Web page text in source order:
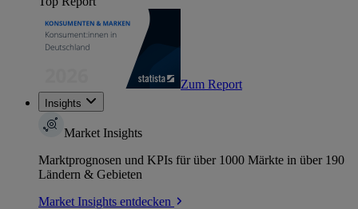
Zum Report
Insights
Market Insights
Marktprognosen und KPIs für über 1000 Märkte in über 190
Ländern & Gebieten
Market Insights entdecken